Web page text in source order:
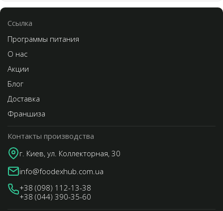
Cсылка
Программы питания
О нас
Акции
Блог
Доставка
Франшиза
Контакты производства
г. Киев, ул. Коллекторная, 30
info@foodexhub.com.ua
+38 (098) 112-13-38
+38 (044) 390-35-60